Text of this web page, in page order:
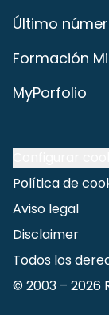
Último
Formación
MyPorfolio
Política de
Aviso legal
Disclaimer
Todos los
© 2003 – 2026